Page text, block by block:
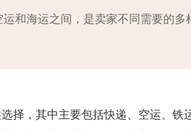
运和海运之间，是卖家不同需要的
择，其中主要包括快递、空运、铁